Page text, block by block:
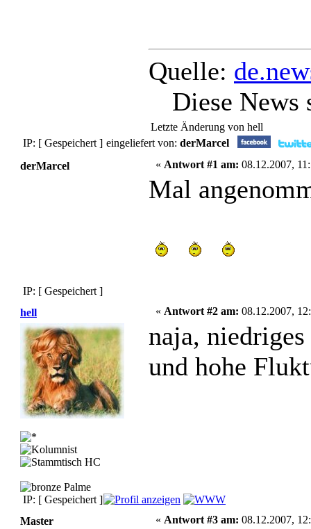
Quelle:
Diese News
Letzte Änderung von hell
IP: [ Gespeichert ] eingeliefert von: derMarcel
derMarcel
« Antwort #1 am: 08.12.2007,
Mal
IP: [ Gespeichert ]
hell
« Antwort #2 am: 08.12.2007,
naja,
und hohe
IP: [ Gespeichert ]
Master
« Antwort #3 am: 08.12.2007,